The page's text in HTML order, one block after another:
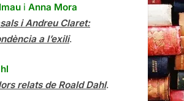
i Anna Mora
i Andreu Claret:
a l’exili.
relats de Roald Dahl.